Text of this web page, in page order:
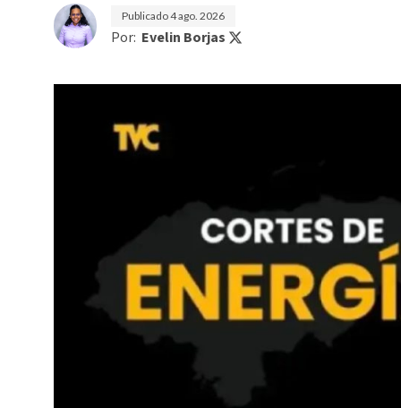
Publicado4 ago. 2026
Por: Evelin Borjas